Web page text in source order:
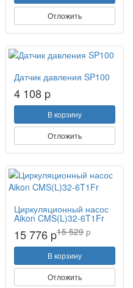
Отложить
Датчик давления SP100
4 108 p
В корзину
Отложить
Циркуляционный насос
Aikon CMS(L)32-6T1Fr
15 776 p15 529 p
В корзину
Отложить